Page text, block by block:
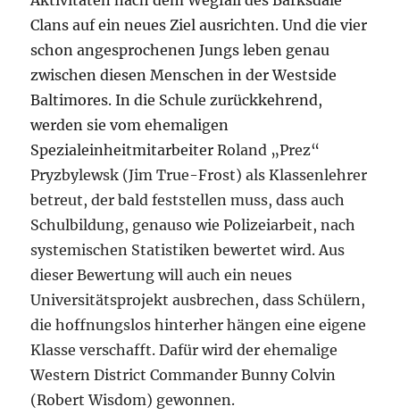
Clans auf ein neues Ziel ausrichten. Und die vier
schon angesprochenen Jungs leben genau
zwischen diesen Menschen in der Westside
Baltimores. In die Schule zurückkehrend,
werden sie vom ehemaligen
SpezialeinheitmitarbeiterRoland „Prez“
Pryzbylewsk (Jim True-Frost) als Klassenlehrer
betreut, der bald feststellen muss, dass auch
Schulbildung, genauso wie Polizeiarbeit, nach
systemischen Statistiken bewertet wird. Aus
dieser Bewertung will auch ein neues
Universitätsprojekt ausbrechen, dass Schülern,
die hoffnungslos hinterher hängen eine eigene
Klasse verschafft. Dafür wird der ehemalige
Western District Commander Bunny Colvin
(Robert Wisdom) gewonnen.